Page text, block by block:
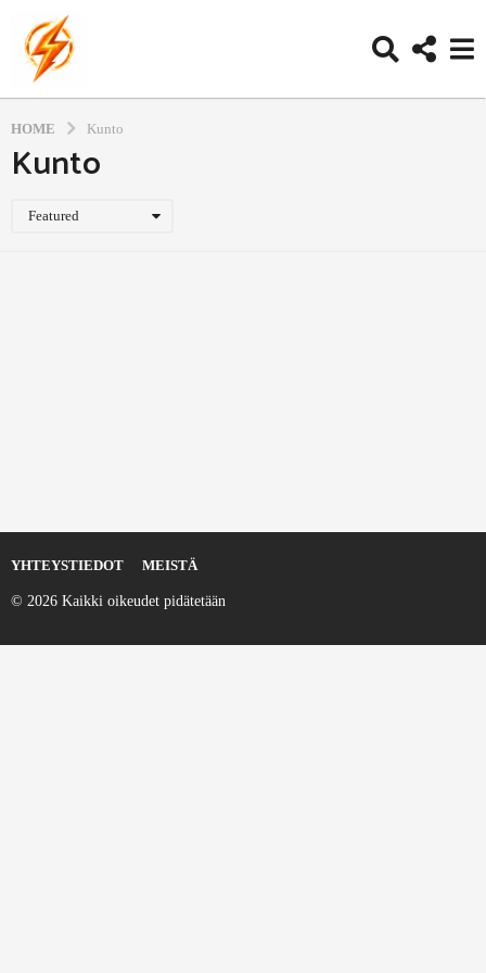
HOME Kunto
Kunto
Featured
YHTEYSTIEDOT MEISTÄ
© 2026 Kaikki oikeudet pidätetään